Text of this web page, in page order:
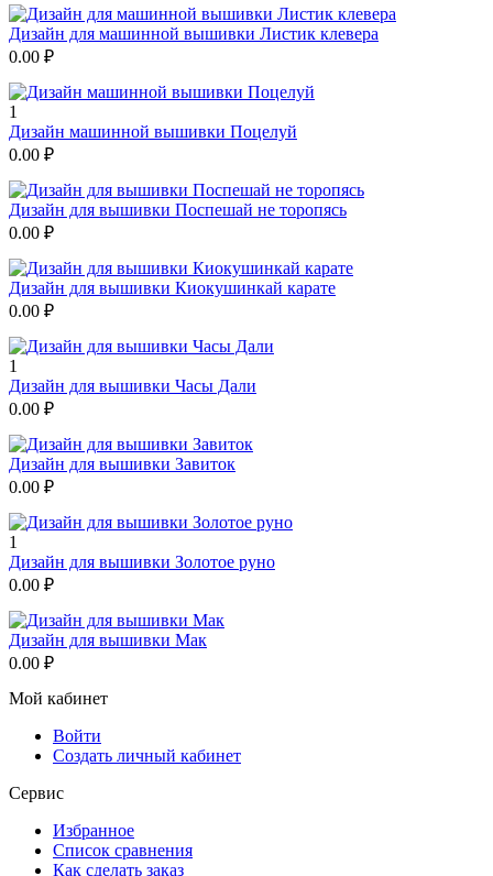
Дизайн для машинной вышивки Листик клевера
0.00 ₽
1
Дизайн машинной вышивки Поцелуй
0.00 ₽
Дизайн для вышивки Поспешай не торопясь
0.00 ₽
Дизайн для вышивки Киокушинкай карате
0.00 ₽
1
Дизайн для вышивки Часы Дали
0.00 ₽
Дизайн для вышивки Завиток
0.00 ₽
1
Дизайн для вышивки Золотое руно
0.00 ₽
Дизайн для вышивки Мак
0.00 ₽
Мой кабинет
Войти
Создать личный кабинет
Сервис
Избранное
Список сравнения
Как сделать заказ